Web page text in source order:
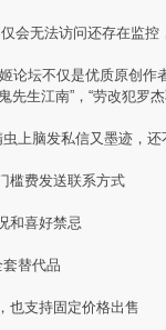
会无法访问还存在监
论坛不仅是优质原创
生江南”，“劳改犯罗
上脑发私信又墨迹，
槛费发送联系方式
和喜好禁忌
替代品
也支持固定价格出售